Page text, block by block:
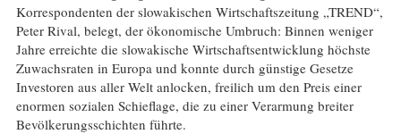
Korrespondenten der slowakischen Wirtschaftszeitung „TREND“,
Peter Rival, belegt, der ökonomische Umbruch: Binnen weniger
Jahre erreichte die slowakische Wirtschaftsentwicklung höchste
Zuwachsraten in Europa und konnte durch günstige Gesetze
Investoren aus aller Welt anlocken, freilich um den Preis einer
enormen sozialen Schieflage, die zu einer Verarmung breiter
Bevölkerungsschichten führte.